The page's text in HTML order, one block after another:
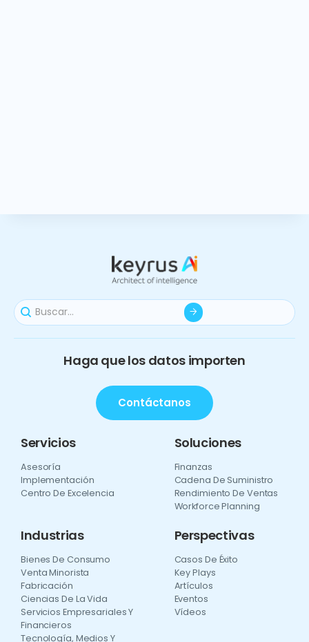
Haga que los datos importen
Contáctanos
Servicios
Asesoría
Implementación
Centro De Excelencia
Soluciones
Finanzas
Cadena De Suministro
Rendimiento De Ventas
Workforce Planning
Industrias
Bienes De Consumo
Venta Minorista
Fabricación
Ciencias De La Vida
Servicios Empresariales Y
Financieros
Tecnología, Medios Y
Perspectivas
Casos De Éxito
Key Plays
Artículos
Eventos
Vídeos